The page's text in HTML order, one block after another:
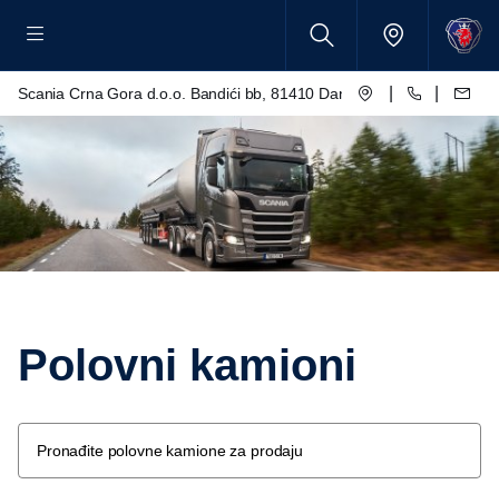
Scania Crna Gora d.o.o. Bandići bb, 81410 Danilovgrad
Polovni kamioni
Pronađite polovne kamione za prodaju